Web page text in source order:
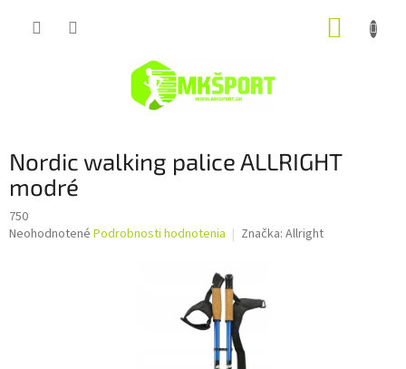
Nordic walking palice ALLRIGHT
modré
750
Priemerné
Neohodnotené Podrobnosti hodnotenia Značka: Allright